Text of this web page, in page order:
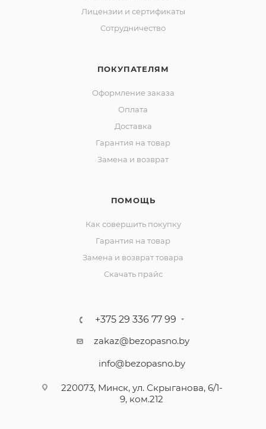
Лицензии и сертификаты
Сотрудничество
ПОКУПАТЕЛЯМ
Оформление заказа
Оплата
Доставка
Гарантия на товар
Замена и возврат
ПОМОЩЬ
Как совершить покупку
Гарантия на товар
Замена и возврат товара
Скачать прайс
+375 29 336 77 99
zakaz@bezopasno.by
info@bezopasno.by
220073, Минск, ул. Скрыганова, 6/1-
9, ком.212